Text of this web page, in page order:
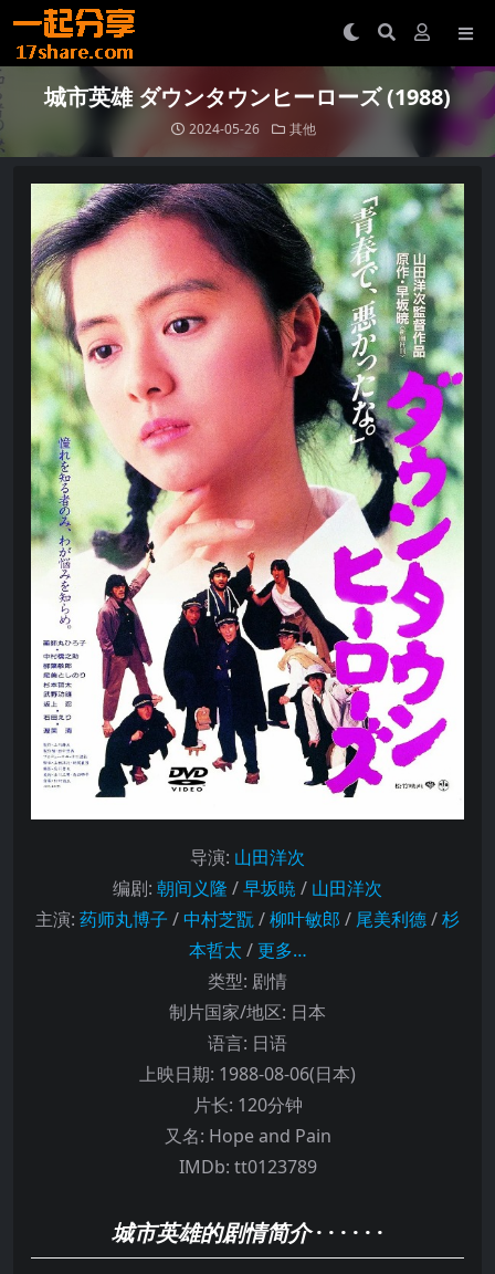
城市英雄 ダウンタウンヒーローズ (1988)
2024-05-26 其他
导演: 山田洋次
编剧: 朝间义隆 /早坂暁 / 山田洋次
主演: 药师丸博子 / 中村芝翫/柳叶敏郎 / 尾美利德/杉
本哲太 /更多…
类型: 剧情
制片国家/地区: 日本
语言: 日语
上映日期: 1988-08-06(日本)
片长: 120分钟
又名: Hope and Pain
IMDb: tt0123789
城市英雄的剧情简介· · · · · ·